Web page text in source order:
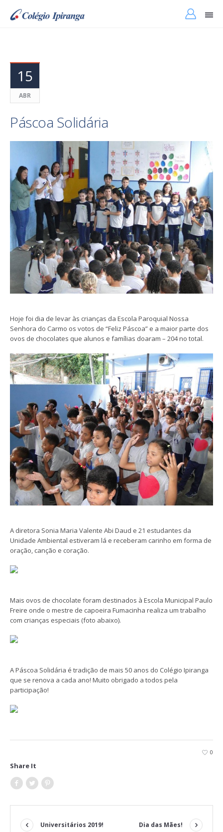
15
ABR
Páscoa Solidária
Hoje foi dia de levar às crianças da Escola Paroquial Nossa
Senhora do Carmo os votos de “Feliz Páscoa” e a maior parte dos
ovos de chocolates que alunos e famílias doaram – 204 no total.
A diretora Sonia Maria Valente Abi Daud e 21 estudantes da
Unidade Ambiental estiveram lá e receberam carinho em forma de
oração, canção e coração.
Mais ovos de chocolate foram destinados à Escola Municipal Paulo
Freire onde o mestre de capoeira Fumacinha realiza um trabalho
com crianças especiais (foto abaixo).
A Páscoa Solidária é tradição de mais 50 anos do Colégio Ipiranga
que se renova a cada ano! Muito obrigado a todos pela
participação!
0
Share It
Universitários 2019! Dia das Mães!